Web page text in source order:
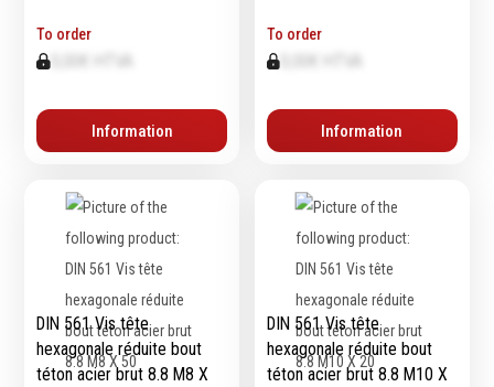
To order
0,00€ HTVA
Information
To order
Information
DIN 561 Vis tête
hexagonale réduite bout
téton acier brut 8.8 M8 X
DIN 561 Vis tête
hexagonale réduite bout
téton acier brut 8.8 M10 X